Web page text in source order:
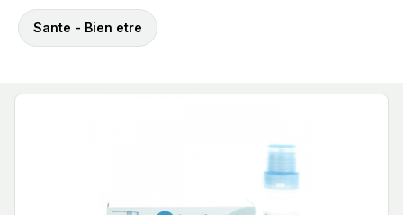
Sante - Bien etre